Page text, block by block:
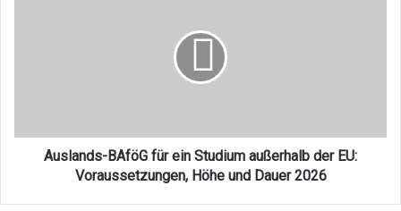
Voraussetzungen,
Auslands-BAföG für ein Studium außerhalb der EU:
Voraussetzungen, Höhe und Dauer 2026